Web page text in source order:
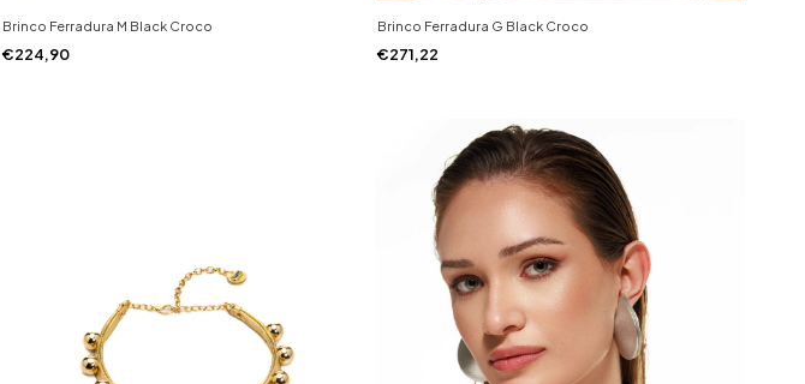
Brinco Ferradura M Black Croco
€224,90
Brinco Ferradura G Black Croco
€271,22